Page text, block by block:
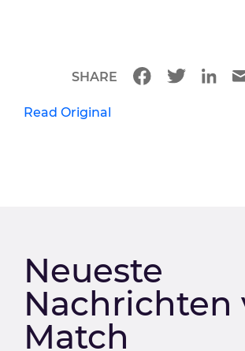
Read Original
SHARE
Neueste
Nachrichten
Match